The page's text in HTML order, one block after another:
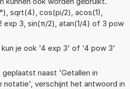
sqrt(4), cos(pi/2), acos(1),
exp 3, sin(π/2), atan(1/4) of 3 pow
kun je ook '4 exp 3' of '4 pow 3'
geplaatst naast 'Getallen in
notatie', verschijnt het antwoord in